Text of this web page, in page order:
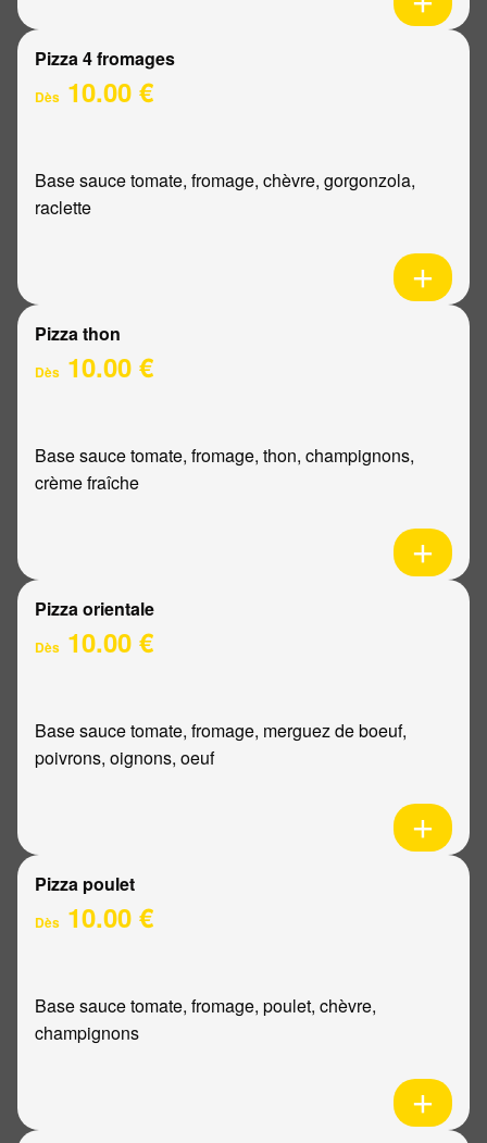
Pizza 4 fromages
Dès 10.00 €
Base sauce tomate, fromage, chèvre, gorgonzola,
raclette
Pizza thon
Dès 10.00 €
Base sauce tomate, fromage, thon, champignons,
crème fraîche
Pizza orientale
Dès 10.00 €
Base sauce tomate, fromage, merguez de boeuf,
poivrons, oignons, oeuf
Pizza poulet
Dès 10.00 €
Base sauce tomate, fromage, poulet, chèvre,
champignons